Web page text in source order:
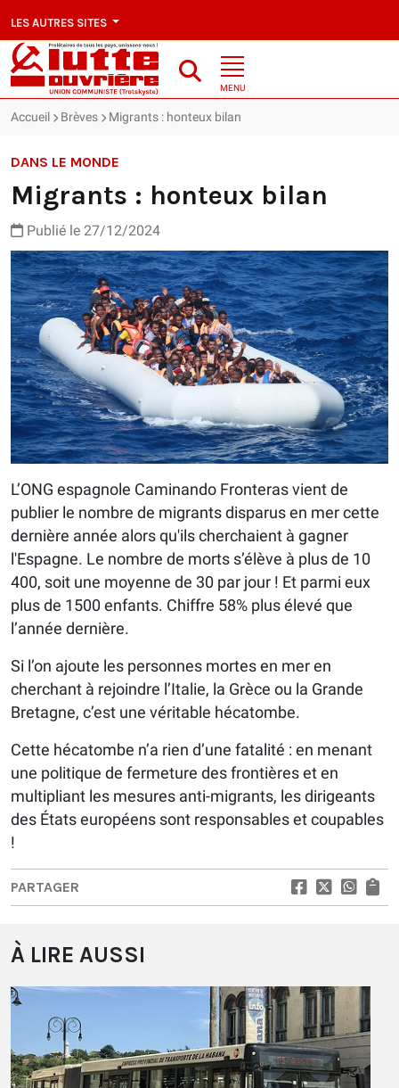
LES AUTRES SITES
MENU
Accueil Brèves Migrants : honteux bilan
DANS LE MONDE
Migrants : honteux bilan
Publié le 27/12/2024
L’ONG espagnole Caminando Fronteras vient de
publier le nombre de migrants disparus en mer cette
dernière année alors qu'ils cherchaient à gagner
l'Espagne. Le nombre de morts s’élève à plus de 10
400, soit une moyenne de 30 par jour ! Et parmi eux
plus de 1500 enfants. Chiffre 58% plus élevé que
l’année dernière.
Si l’on ajoute les personnes mortes en mer en
cherchant à rejoindre l’Italie, la Grèce ou la Grande
Bretagne, c’est une véritable hécatombe.
Cette hécatombe n’a rien d’une fatalité : en menant
une politique de fermeture des frontières et en
multipliant les mesures anti-migrants, les dirigeants
des États européens sont responsables et coupables
!
PARTAGER
À LIRE AUSSI